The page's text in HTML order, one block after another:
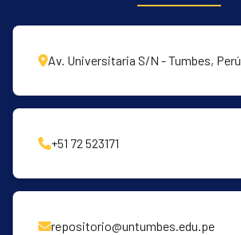
Av. Universitaria S/N - Tumbes, Perú
+51 72 523171
repositorio@untumbes.edu.pe